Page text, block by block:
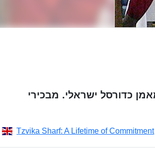
בתל אביב) הוא מאמן כדורסל ישראלי. מבכירי
Tzvika Sharf: A Lifetime of Commitment